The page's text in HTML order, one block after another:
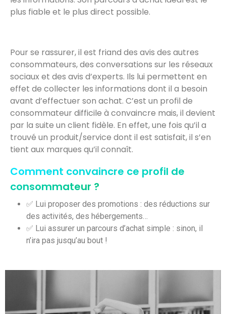
plus fiable et le plus direct possible.
Pour se rassurer, il est friand des avis des autres
consommateurs, des conversations sur les réseaux
sociaux et des avis d’experts. Ils lui permettent en
effet de collecter les informations dont il a besoin
avant d’effectuer son achat. C’est un profil de
consommateur difficile à convaincre mais, il devient
par la suite un client fidèle. En effet, une fois qu’il a
trouvé un produit/service dont il est satisfait, il s’en
tient aux marques qu’il connaît.
Comment convaincre ce profil de
consommateur ?
✅ Lui proposer des promotions : des réductions sur
des activités, des hébergements…
✅ Lui assurer un parcours d’achat simple : sinon, il
n’ira pas jusqu’au bout !